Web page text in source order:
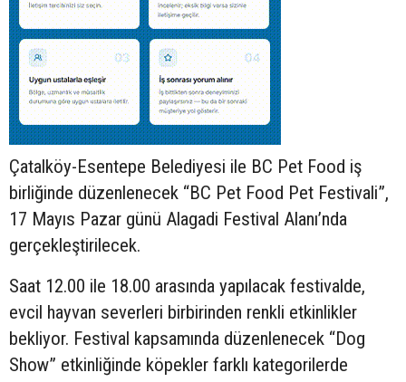
Çatalköy-Esentepe Belediyesi ile BC Pet Food iş
birliğinde düzenlenecek “BC Pet Food Pet Festivali”,
17 Mayıs Pazar günü Alagadi Festival Alanı’nda
gerçekleştirilecek.
Saat 12.00 ile 18.00 arasında yapılacak festivalde,
evcil hayvan severleri birbirinden renkli etkinlikler
bekliyor. Festival kapsamında düzenlenecek “Dog
Show” etkinliğinde köpekler farklı kategorilerde